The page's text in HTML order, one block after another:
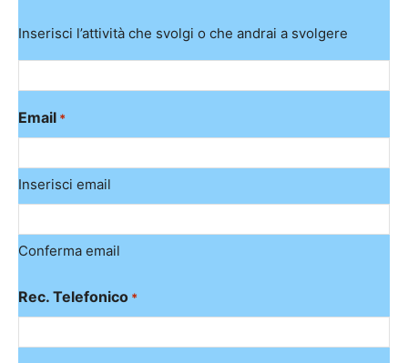
Inserisci l’attività che svolgi o che andrai a svolgere
Email *
Inserisci email
Conferma email
Rec. Telefonico *